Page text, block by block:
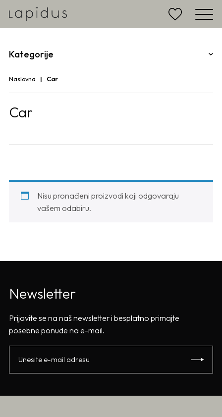
Kategorije
Naslovna Car
Car
Nisu pronađeni proizvodi koji odgovaraju
vašem odabiru.
Newsletter
Prijavite se na naš newsletter i besplatno primajte
posebne ponude na e-mail.